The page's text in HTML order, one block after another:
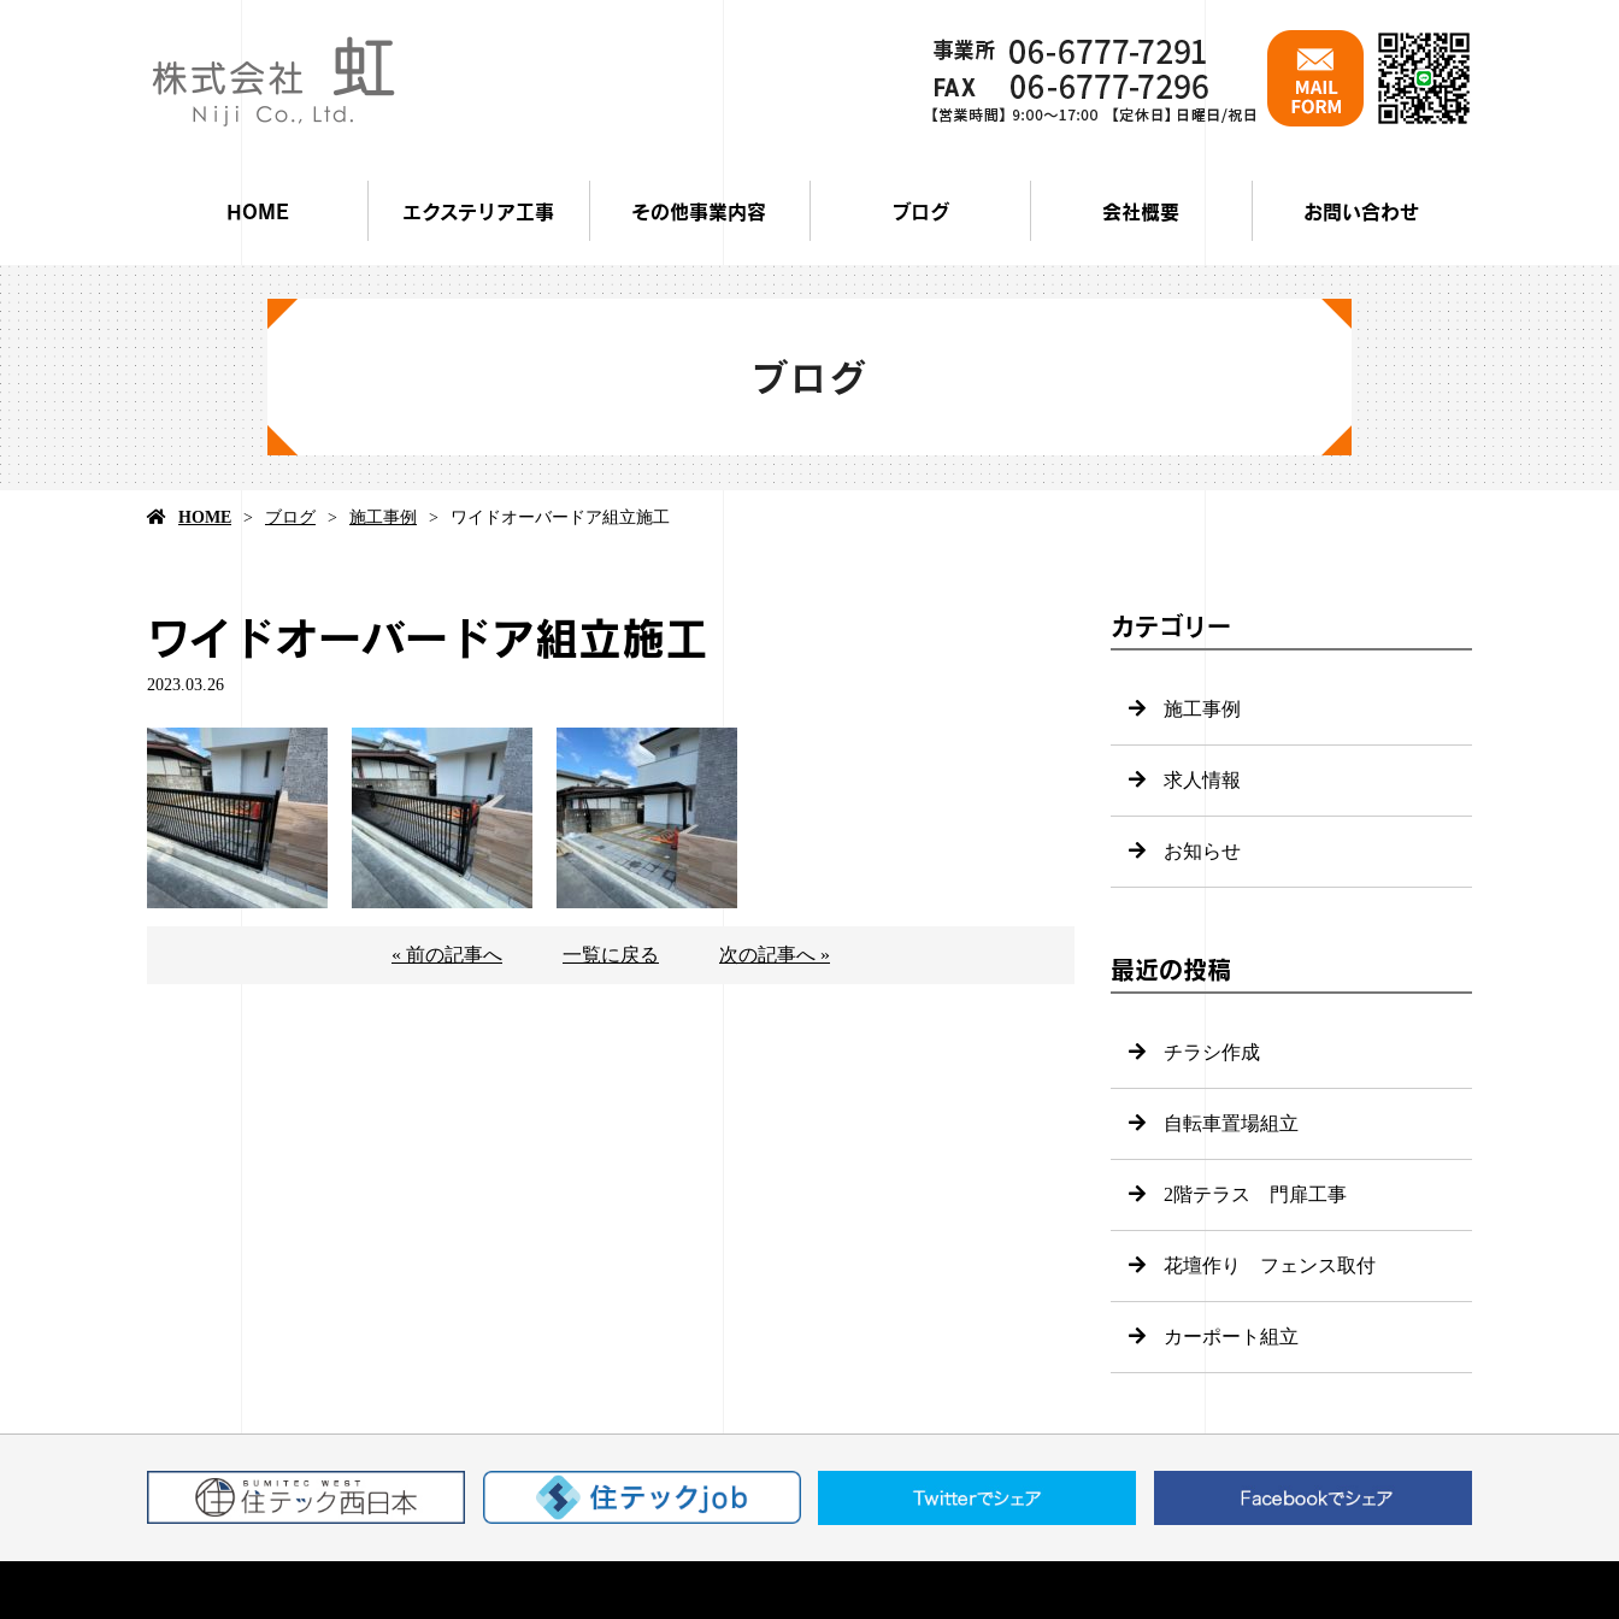
HOME エクステリア工事 その他事業内容 ブログ 会社概要 お問い合わせ
ブログ
HOME ブログ 施工事例 ワイドオーバードア組立施工
ワイドオーバードア組立施工
2023.03.26
« 前の記事へ 一覧に戻る 次の記事へ »
カテゴリー
施工事例
求人情報
お知らせ
最近の投稿
チラシ作成
自転車置場組立
2階テラス 門扉工事
花壇作り フェンス取付
カーポート組立